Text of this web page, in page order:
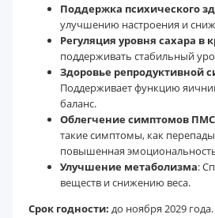
Поддержка психического
улучшению настроения и
Регуляция уровня сахара в
поддерживать стабильный
Здоровье репродуктивной
Поддерживает функцию
баланс.
Облегчение симптомов ПМС
такие симптомы, как
повышенная
Улучшение метаболизма:
веществ и снижению веса.
Срок годности: до ноября 2029 года.